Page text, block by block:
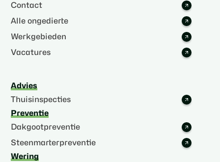
Contact
Alle ongedierte
Werkgebieden
Vacatures
Advies
Thuisinspecties
Preventie
Dakgootpreventie
Steenmarterpreventie
Wering